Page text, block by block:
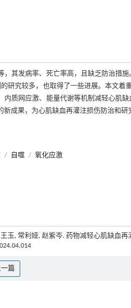
其发病率、死亡率高，且缺乏防治措
研究较多，也取得了一些进展。本文着
质网应激、能量代谢等机制减轻心肌
成果，为心肌缺血再灌注损伤防治和研
/ 自噬 / 氧化应激
玉, 常利娅, 赵紫岑. 药物减轻心肌缺血再
篇